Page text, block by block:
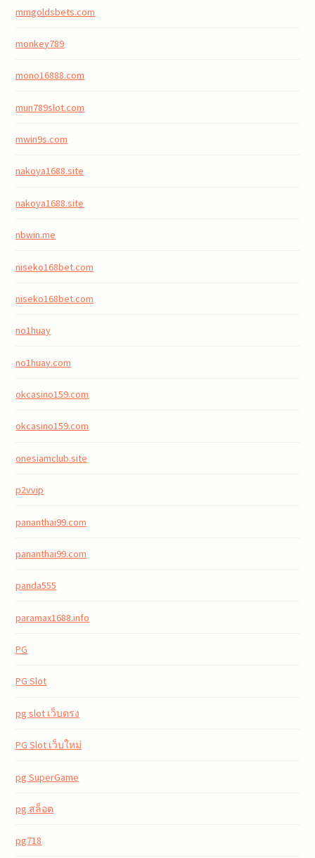
mmgoldsbets.com
monkey789
mono16888.com
mun789slot.com
mwin9s.com
nakoya1688.site
nakoya1688.site
nbwin.me
niseko168bet.com
niseko168bet.com
no1huay
no1huay.com
okcasino159.com
okcasino159.com
onesiamclub.site
p2vvip
pananthai99.com
pananthai99.com
panda555
paramax1688.info
PG
PG Slot
pg slot เว็บตรง
PG Slot เว็บใหม่
pg SuperGame
pg สล็อต
pg718